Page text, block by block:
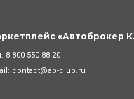
«Автоброкер
8 800 550-88-20
contact@ab-club.ru